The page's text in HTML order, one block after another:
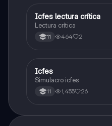
Lengua Castellana
Icfes lectura crítica
Lectura crítica
11 464 2
ICFES: Sociales y Ciudadanas
Icfes
Simulacro icfes
11 1,455 26